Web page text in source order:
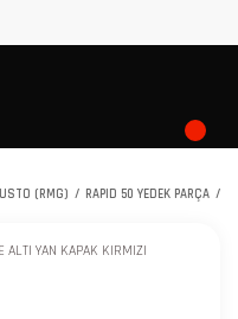
(RMG) RAPID 50 YEDEK PARÇA